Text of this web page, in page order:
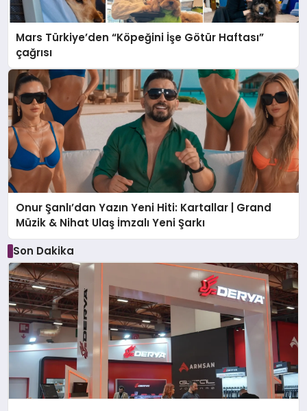
Mars Türkiye’den “Köpeğini İşe Götür Haftası”
çağrısı
Onur Şanlı’dan Yazın Yeni Hiti: Kartallar | Grand
Müzik & Nihat Ulaş İmzalı Yeni Şarkı
Son Dakika